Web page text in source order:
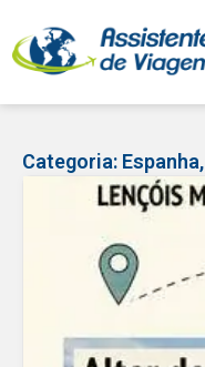
Categoria: Espanha,